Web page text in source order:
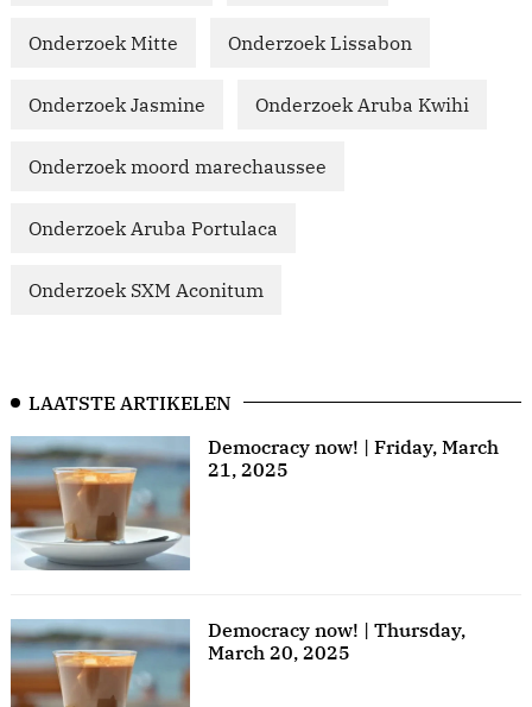
Onderzoek Mitte Onderzoek Lissabon
Onderzoek Jasmine Onderzoek Aruba Kwihi
Onderzoek moord marechaussee
Onderzoek Aruba Portulaca
Onderzoek SXM Aconitum
LAATSTE ARTIKELEN
Democracy now! | Friday, March
21, 2025
Democracy now! | Thursday,
March 20, 2025